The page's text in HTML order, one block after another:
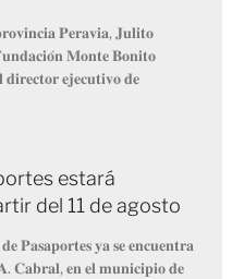
𝐏𝐞𝐫𝐚𝐯𝐢𝐚, 𝐉𝐮𝐥𝐢𝐭𝐨
𝐌𝐨𝐧𝐭𝐞 𝐁𝐨𝐧𝐢𝐭𝐨
𝐞𝐣𝐞𝐜𝐮𝐭𝐢𝐯𝐨 𝐝𝐞
estará
del 11 de agosto
𝐏𝐚𝐬𝐚𝐩𝐨𝐫𝐭𝐞𝐬 𝐲𝐚 𝐬𝐞 𝐞𝐧𝐜𝐮𝐞𝐧𝐭𝐫𝐚
𝐂𝐚𝐛𝐫𝐚𝐥, 𝐞𝐧 𝐞𝐥 𝐦𝐮𝐧𝐢𝐜𝐢𝐩𝐢𝐨 𝐝𝐞